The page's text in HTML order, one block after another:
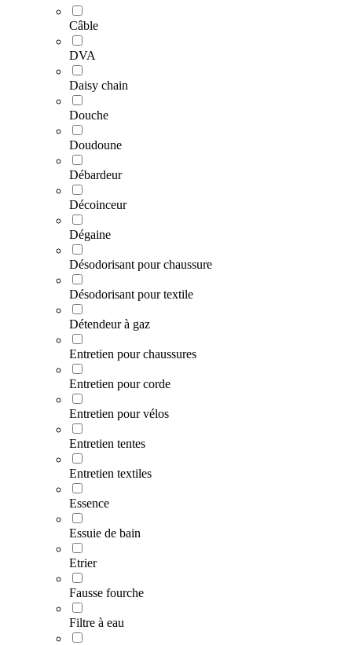
Câble
DVA
Daisy chain
Douche
Doudoune
Débardeur
Décoinceur
Dégaine
Désodorisant pour chaussure
Désodorisant pour textile
Détendeur à gaz
Entretien pour chaussures
Entretien pour corde
Entretien pour vélos
Entretien tentes
Entretien textiles
Essence
Essuie de bain
Etrier
Fausse fourche
Filtre à eau